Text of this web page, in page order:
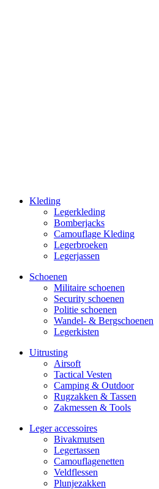
Kleding
Legerkleding
Bomberjacks
Camouflage Kleding
Legerbroeken
Legerjassen
Schoenen
Militaire schoe­nen
Security schoenen
Politie schoenen
Wandel- & Berg­­schoenen
Legerkisten
Uitrusting
Airsoft
Tactical Ves­ten
Camping & Outdoor
Rugzakken & Tassen
Zakmessen & Tools
Leger accessoires
Bivakmutsen
Legertassen
Camouflage­­netten
Veldflessen
Plunjezakken